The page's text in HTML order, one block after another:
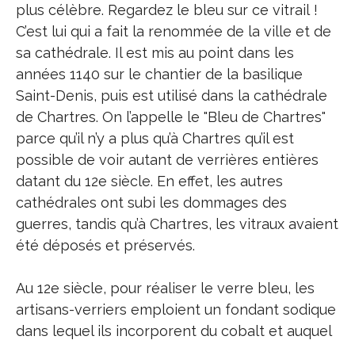
plus célèbre. Regardez le bleu sur ce vitrail !
C’est lui qui a fait la renommée de la ville et de
sa cathédrale. Il est mis au point dans les
années 1140 sur le chantier de la basilique
Saint-Denis, puis est utilisé dans la cathédrale
de Chartres. On l’appelle le "Bleu de Chartres"
parce qu’il n’y a plus qu’à Chartres qu’il est
possible de voir autant de verrières entières
datant du 12e siècle. En effet, les autres
cathédrales ont subi les dommages des
guerres, tandis qu’à Chartres, les vitraux avaient
été déposés et préservés.
Au 12e siècle, pour réaliser le verre bleu, les
artisans-verriers emploient un fondant sodique
dans lequel ils incorporent du cobalt et auquel